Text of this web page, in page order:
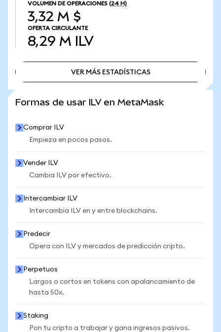
VOLUMEN DE OPERACIONES (24 H)
3,32 M $
OFERTA CIRCULANTE
8,29 M ILV
VER MÁS ESTADÍSTICAS
Formas de usar ILV en MetaMask
Comprar ILV
Empieza en pocos pasos.
Vender ILV
Cambia ILV por efectivo.
Intercambiar ILV
Intercambia ILV en y entre blockchains.
Predecir
Opera con ILV y mercados de predicción cripto.
Perpetuos
Largos o cortos en tokens con apalancamiento de
hasta 50x.
Staking
Pon tu cripto a trabajar y gana ingresos pasivos.